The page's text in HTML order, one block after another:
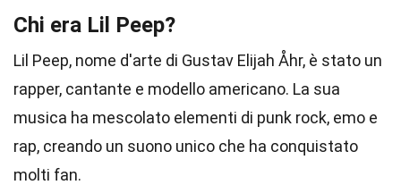
Chi era Lil Peep?
Lil Peep, nome d'arte di Gustav Elijah Åhr, è stato un
rapper, cantante e modello americano. La sua
musica ha mescolato elementi di punk rock, emo e
rap, creando un suono unico che ha conquistato
molti fan.